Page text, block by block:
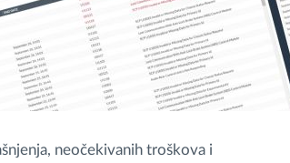
neočekivanih troškova i